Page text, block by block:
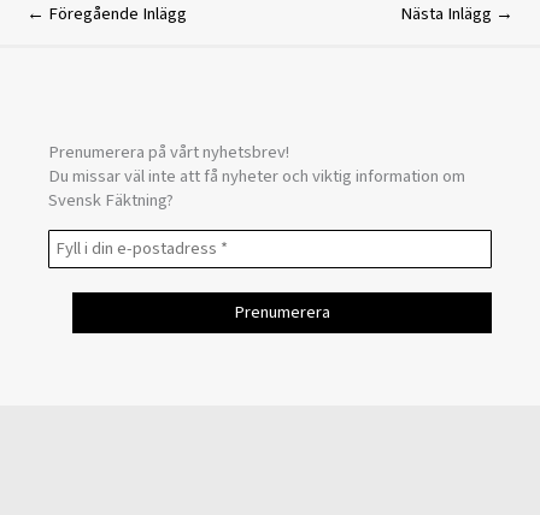
← Föregående Inlägg Nästa Inlägg →
Prenumerera på vårt nyhetsbrev!
Du missar väl inte att få nyheter och viktig information om
Svensk Fäktning?